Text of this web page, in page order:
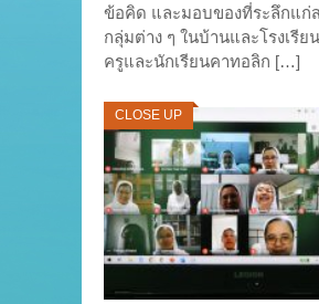
ข้อคิด และมอบของที่ระลึกแก่
กลุ่มต่าง ๆ ในบ้านและโรงเรีย
ครูและนักเรียนคาทอลิก […]
CLOSE UP